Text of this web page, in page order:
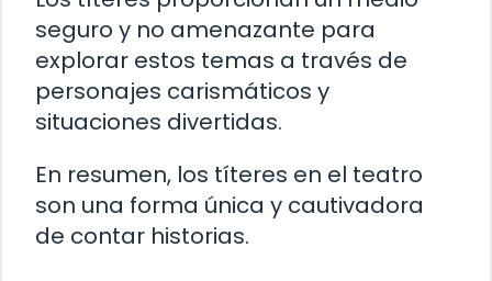
seguro y no amenazante para
explorar estos temas a través de
personajes carismáticos y
situaciones divertidas.
En resumen, los títeres en el teatro
son una forma única y cautivadora
de contar historias.